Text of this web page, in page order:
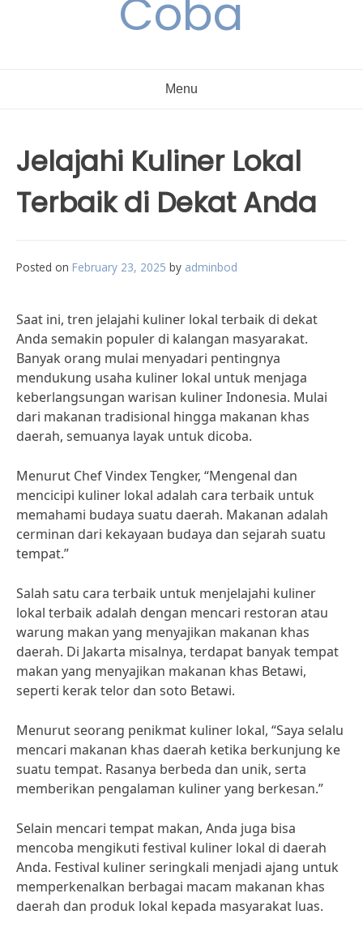
Coba
Menu
Jelajahi Kuliner Lokal
Terbaik di Dekat Anda
Posted on February 23, 2025 by adminbod
Saat ini, tren jelajahi kuliner lokal terbaik di dekat
Anda semakin populer di kalangan masyarakat.
Banyak orang mulai menyadari pentingnya
mendukung usaha kuliner lokal untuk menjaga
keberlangsungan warisan kuliner Indonesia. Mulai
dari makanan tradisional hingga makanan khas
daerah, semuanya layak untuk dicoba.
Menurut Chef Vindex Tengker, “Mengenal dan
mencicipi kuliner lokal adalah cara terbaik untuk
memahami budaya suatu daerah. Makanan adalah
cerminan dari kekayaan budaya dan sejarah suatu
tempat.”
Salah satu cara terbaik untuk menjelajahi kuliner
lokal terbaik adalah dengan mencari restoran atau
warung makan yang menyajikan makanan khas
daerah. Di Jakarta misalnya, terdapat banyak tempat
makan yang menyajikan makanan khas Betawi,
seperti kerak telor dan soto Betawi.
Menurut seorang penikmat kuliner lokal, “Saya selalu
mencari makanan khas daerah ketika berkunjung ke
suatu tempat. Rasanya berbeda dan unik, serta
memberikan pengalaman kuliner yang berkesan.”
Selain mencari tempat makan, Anda juga bisa
mencoba mengikuti festival kuliner lokal di daerah
Anda. Festival kuliner seringkali menjadi ajang untuk
memperkenalkan berbagai macam makanan khas
daerah dan produk lokal kepada masyarakat luas.